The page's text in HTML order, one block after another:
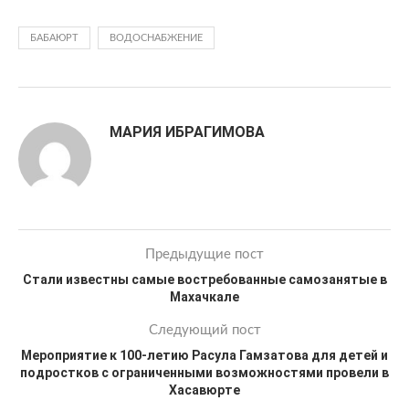
БАБАЮРТ ВОДОСНАБЖЕНИЕ
МАРИЯ ИБРАГИМОВА
Предыдущие пост
Стали известны самые востребованные самозанятые в
Махачкале
Следующий пост
Мероприятие к 100-летию Расула Гамзатова для детей и
подростков с ограниченными возможностями провели в
Хасавюрте